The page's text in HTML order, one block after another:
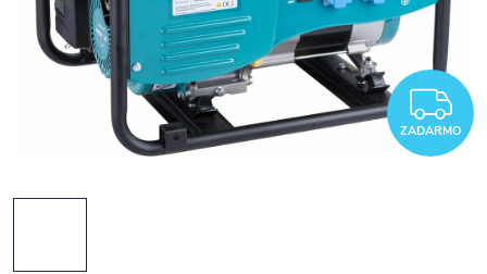
ZADARMO